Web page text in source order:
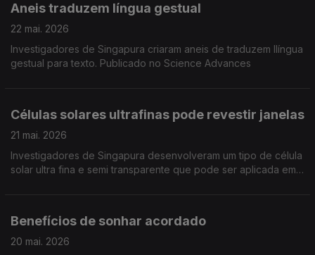
Aneis traduzem língua gestual
22 mai. 2026
Investigadores de Singapura criaram aneis de traduzem llíngua
gestual para texto. Publicado no Science Advances
Células solares ultrafinas pode revestir janelas
21 mai. 2026
Investigadores de Singapura desenvolveram um tipo de célula
solar ultra fina e semi transparente que pode ser aplicada em
Benefícios de sonhar acordado
20 mai. 2026